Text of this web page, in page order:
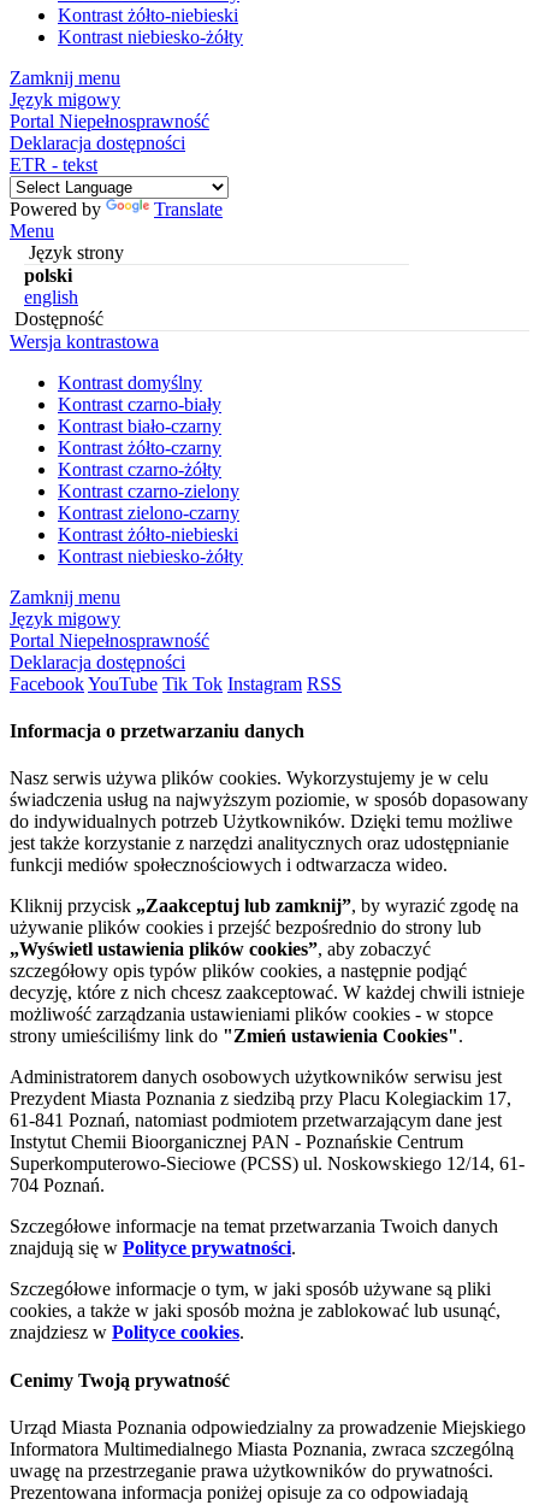
Kontrast żółto-niebieski
Kontrast niebiesko-żółty
Zamknij menu
Język migowy
Portal Niepełnosprawność
Deklaracja dostępności
ETR - tekst
Powered by
Translate
Menu
Język strony
polski
english
Dostępność
Wersja kontrastowa
Kontrast domyślny
Kontrast czarno-biały
Kontrast biało-czarny
Kontrast żółto-czarny
Kontrast czarno-żółty
Kontrast czarno-zielony
Kontrast zielono-czarny
Kontrast żółto-niebieski
Kontrast niebiesko-żółty
Zamknij menu
Język migowy
Portal Niepełnosprawność
Deklaracja dostępności
FacebookYouTube Tik Tok Instagram RSS
Informacja o przetwarzaniu danych
Nasz serwis używa plików cookies. Wykorzystujemy je w celu
świadczenia usług na najwyższym poziomie, w sposób dopasowany
do indywidualnych potrzeb Użytkowników. Dzięki temu możliwe
jest także korzystanie z narzędzi analitycznych oraz udostępnianie
funkcji mediów społecznościowych i odtwarzacza wideo.
Kliknij przycisk „Zaakceptuj lub zamknij”, by wyrazić zgodę na
używanie plików cookies i przejść bezpośrednio do strony lub
„Wyświetl ustawienia plików cookies”, aby zobaczyć
szczegółowy opis typów plików cookies, a następnie podjąć
decyzję, które z nich chcesz zaakceptować. W każdej chwili istnieje
możliwość zarządzania ustawieniami plików cookies - w stopce
strony umieściliśmy link do "Zmień ustawienia Cookies".
Administratorem danych osobowych użytkowników serwisu jest
Prezydent Miasta Poznania z siedzibą przy Placu Kolegiackim 17,
61-841 Poznań, natomiast podmiotem przetwarzającym dane jest
Instytut Chemii Bioorganicznej PAN - Poznańskie Centrum
Superkomputerowo-Sieciowe (PCSS) ul. Noskowskiego 12/14, 61-
704 Poznań.
Szczegółowe informacje na temat przetwarzania Twoich danych
znajdują się w Polityce prywatności.
Szczegółowe informacje o tym, w jaki sposób używane są pliki
cookies, a także w jaki sposób można je zablokować lub usunąć,
znajdziesz w Polityce cookies.
Cenimy Twoją prywatność
Urząd Miasta Poznania odpowiedzialny za prowadzenie Miejskiego
Informatora Multimedialnego Miasta Poznania, zwraca szczególną
uwagę na przestrzeganie prawa użytkowników do prywatności.
Prezentowana informacja poniżej opisuje za co odpowiadają